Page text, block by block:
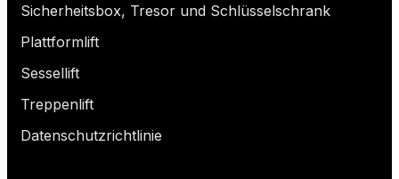
Sicherheitsbox, Tresor und Schlüsselschrank
Plattformlift
Sessellift
Treppenlift
Datenschutzrichtlinie